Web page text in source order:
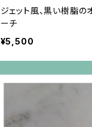
ジェット風、黒い樹脂
ーチ
¥5,500